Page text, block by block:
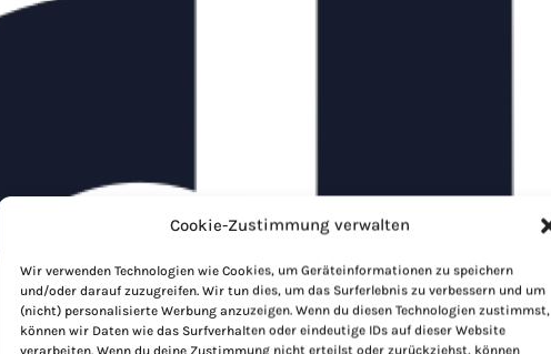
Cookie-Zustimmung verwalten
Wir verwenden Technologien wie Cookies, um Geräteinformationen zu speichern
und/oder darauf zuzugreifen. Wir tun dies, um das Surferlebnis zu verbessern und um
(nicht) personalisierte Werbung anzuzeigen. Wenn du diesen Technologien zustimmst,
können wir Daten wie das Surfverhalten oder eindeutige IDs auf dieser Website
verarbeiten. Wenn du deine Zustimmung nicht erteilst oder zurückziehst, können